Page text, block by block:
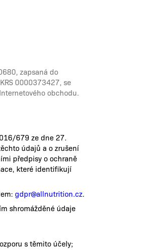
zapsaná do
0000373427, se
obchodu.
679 ze dne 27.
údajů a o zrušení
předpisy o ochraně
které identifikují
gdpr@allnutrition.cz.
shromážděné údaje
s těmito účely;